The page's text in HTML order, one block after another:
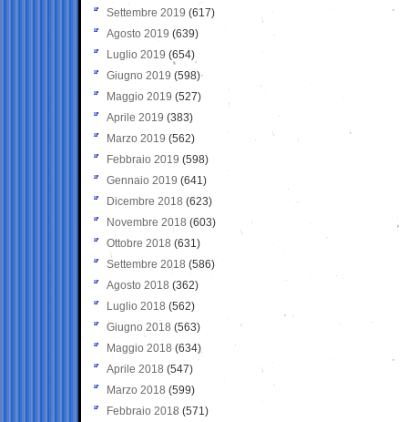
Settembre 2019 (617)
Agosto 2019 (639)
Luglio 2019 (654)
Giugno 2019 (598)
Maggio 2019 (527)
Aprile 2019 (383)
Marzo 2019 (562)
Febbraio 2019 (598)
Gennaio 2019 (641)
Dicembre 2018 (623)
Novembre 2018 (603)
Ottobre 2018 (631)
Settembre 2018 (586)
Agosto 2018 (362)
Luglio 2018 (562)
Giugno 2018 (563)
Maggio 2018 (634)
Aprile 2018 (547)
Marzo 2018 (599)
Febbraio 2018 (571)